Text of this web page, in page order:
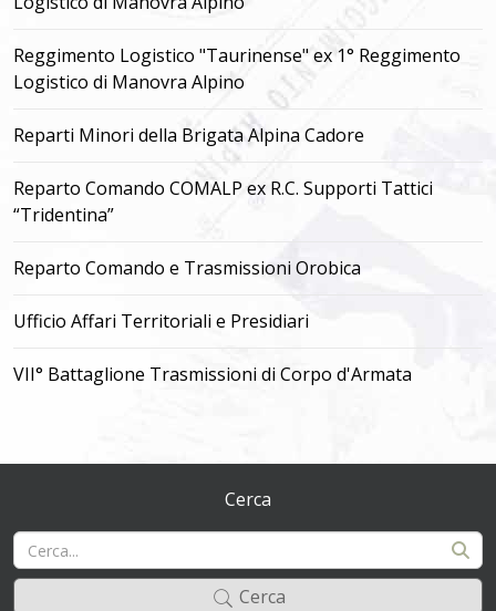
Reggimento Logistico "Taurinense" ex 1° Reggimento
Logistico di Manovra Alpino
Reparti Minori della Brigata Alpina Cadore
Reparto Comando COMALP ex R.C. Supporti Tattici
“Tridentina”
Reparto Comando e Trasmissioni Orobica
Ufficio Affari Territoriali e Presidiari
VII° Battaglione Trasmissioni di Corpo d'Armata
Cerca
Cerca